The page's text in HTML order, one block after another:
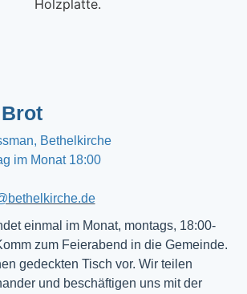
Bethelkirche
im Monat 18:00
einmal im Monat, montags, 18:00-
zum Feierabend in die Gemeinde.
gedeckten Tisch vor. Wir teilen
und beschäftigen uns mit der